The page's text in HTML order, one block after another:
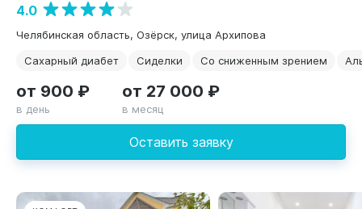
4.0
Челябинская область, Озёрск, улица Архипова
Сахарный диабет
Сиделки Со сниженным зрением
Оставить заявку
от 900 ₽
в день
от 27 000 ₽
в месяц